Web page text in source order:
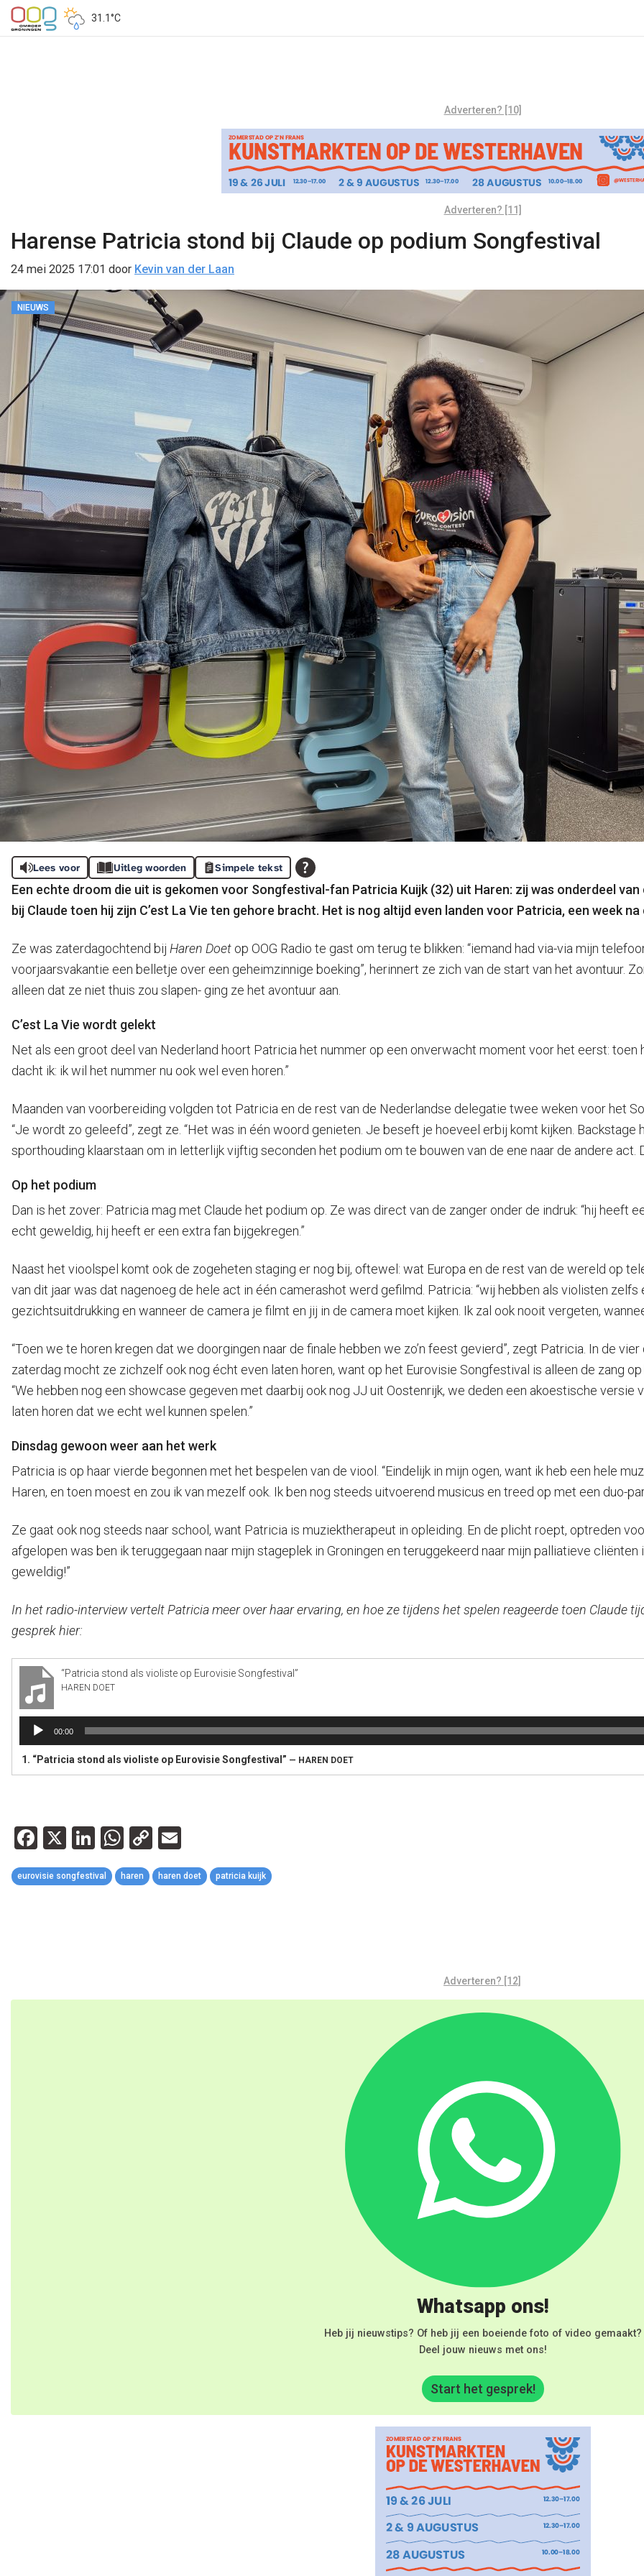
31.1°C
Adverteren? [10]
Adverteren? [11]
Harense Patricia stond bij Claude op podium Songfestival
24 mei 2025 17:01 door Kevin van der Laan
NIEUWS
Lees voor Uitleg woorden Simpele tekst
Een echte droom die uit is gekomen voor Songfestival-fan Patricia Kuijk (32) uit Haren: zij was onderdeel
bij Claude toen hij zijn C’est La Vie ten gehore bracht. Het is nog altijd even landen voor Patricia, een week
Ze was zaterdagochtend bij Haren Doet op OOG Radio te gast om terug te blikken: “iemand had via-via mijn
voorjaarsvakantie een belletje over een geheimzinnige boeking”, herinnert ze zich van de start van het avontuur.
alleen dat ze niet thuis zou slapen- ging ze het avontuur aan.
C’est La Vie wordt gelekt
Net als een groot deel van Nederland hoort Patricia het nummer op een onverwacht moment voor het eerst: toen
dacht ik: ik wil het nummer nu ook wel even horen.”
Maanden van voorbereiding volgden tot Patricia en de rest van de Nederlandse delegatie twee weken voor het
“Je wordt zo geleefd”, zegt ze. “Het was in één woord genieten. Je beseft je hoeveel erbij komt kijken.
sporthouding klaarstaan om in letterlijk vijftig seconden het podium om te bouwen van de ene naar de andere act.
Op het podium
Dan is het zover: Patricia mag met Claude het podium op. Ze was direct van de zanger onder de indruk: “hij heeft
echt geweldig, hij heeft er een extra fan bijgekregen.”
Naast het vioolspel komt ook de zogeheten staging er nog bij, oftewel: wat Europa en de rest van de wereld op
van dit jaar was dat nagenoeg de hele act in één camerashot werd gefilmd. Patricia: “wij hebben als violisten
gezichtsuitdrukking en wanneer de camera je filmt en jij in de camera moet kijken. Ik zal ook nooit vergeten,
“Toen we te horen kregen dat we doorgingen naar de finale hebben we zo’n feest gevierd”, zegt Patricia. In de
zaterdag mocht ze zichzelf ook nog écht even laten horen, want op het Eurovisie Songfestival is alleen de zang
“We hebben nog een showcase gegeven met daarbij ook nog JJ uit Oostenrijk, we deden een akoestische versie
laten horen dat we echt wel kunnen spelen.”
Dinsdag gewoon weer aan het werk
Patricia is op haar vierde begonnen met het bespelen van de viool. “Eindelijk in mijn ogen, want ik heb een hele
Haren, en toen moest en zou ik van mezelf ook. Ik ben nog steeds uitvoerend musicus en treed op met een duo-
Ze gaat ook nog steeds naar school, want Patricia is muziektherapeut in opleiding. En de plicht roept, optreden
afgelopen was ben ik teruggegaan naar mijn stageplek in Groningen en teruggekeerd naar mijn palliatieve cliënten
geweldig!”
In het radio-interview vertelt Patricia meer over haar ervaring, en hoe ze tijdens het spelen reageerde toen Claude
gesprek hier:
“Patricia stond als violiste op Eurovisie Songfestival”
HAREN DOET
Audiospeler
00:00
1. “Patricia stond als violiste op Eurovisie Songfestival” — HAREN DOET
Facebook
X LinkedIn
WhatsApp
Copy
Link
eurovisie songfestival haren haren doet patricia kuijk
Adverteren? [12]
Whatsapp ons!
Heb jij nieuwstips? Of heb jij een boeiende foto of video gemaakt?
Deel jouw nieuws met ons!
Start het gesprek!